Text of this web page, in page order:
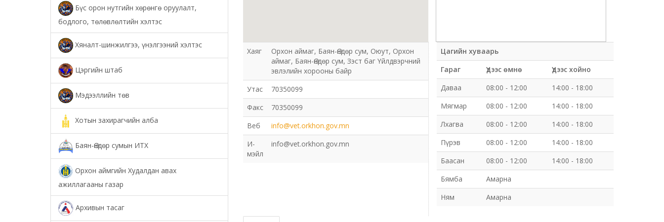
Бүс орон нутгийн хөрөнгө оруулалт,
бодлого, төлөвлөлтийн хэлтэс
Хяналт-шинжилгээ, үнэлгээний хэлтэс
Цэргийн штаб
Мэдээллийн төв
Хотын захирагчийн алба
Баян-Өндөр сумын ИТХ
Орхон аймгийн Худалдан авах
ажиллагааны газар
Архивын тасаг
Хаяг
Орхон аймаг, Баян-Өндөр сум, Оюут, Орхон
аймаг, Баян-Өндөр сум, Зэст баг Үйлдвэрчний
эвлэлийн хорооны байр
Утас
70350099
Факс
70350099
Веб
info@vet.orkhon.gov.mn
И-
мэйл
info@vet.orkhon.gov.mn
Цагийн хуваарь
Гараг
Үдээс өмнө
Үдээс хойно
Даваа
08:00 - 12:00
14:00 - 18:00
Мягмар
08:00 - 12:00
14:00 - 18:00
Лхагва
08:00 - 12:00
14:00 - 18:00
Пүрэв
08:00 - 12:00
14:00 - 18:00
Баасан
08:00 - 12:00
14:00 - 18:00
Бямба
Амарна
Ням
Амарна